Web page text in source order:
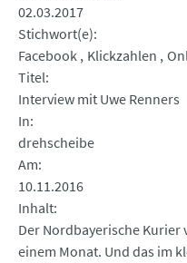
02.03.2017
Stichwort(e)
Facebook Klickzahlen
Titel
Interview mit Uwe Renners
In
drehscheibe
Am
10.11.2016
Inhalt
Der Nordbayerische
einem Monat. Und das im